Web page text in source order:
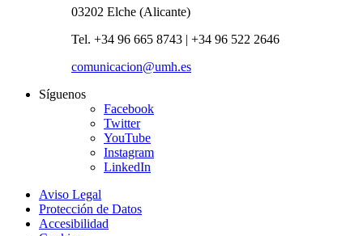
03202 Elche (Alicante)
Tel. +34 96 665 8743 | +34 96 522 2646
comunicacion@umh.es
Síguenos
Facebook
Twitter
YouTube
Instagram
LinkedIn
Aviso Legal
Protección de Datos
Accesibilidad